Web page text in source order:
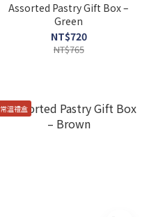
Assorted Pastry Gift Box –
Green
NT$720
NT$765
常溫禮盒